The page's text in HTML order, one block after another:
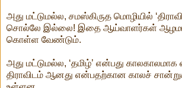
அது மட்டுமல்ல, சமஸ்கிருத மொழியில்
சொல்லே இல்லை! இதை ஆய்வாளர்கள்
கொள்ள வேண்டும்.
அது மட்டுமல்ல, ‘தமிழ்’ என்பது காலகாலமாக
திராவிடம் ஆனது என்பதற்கான காலச்